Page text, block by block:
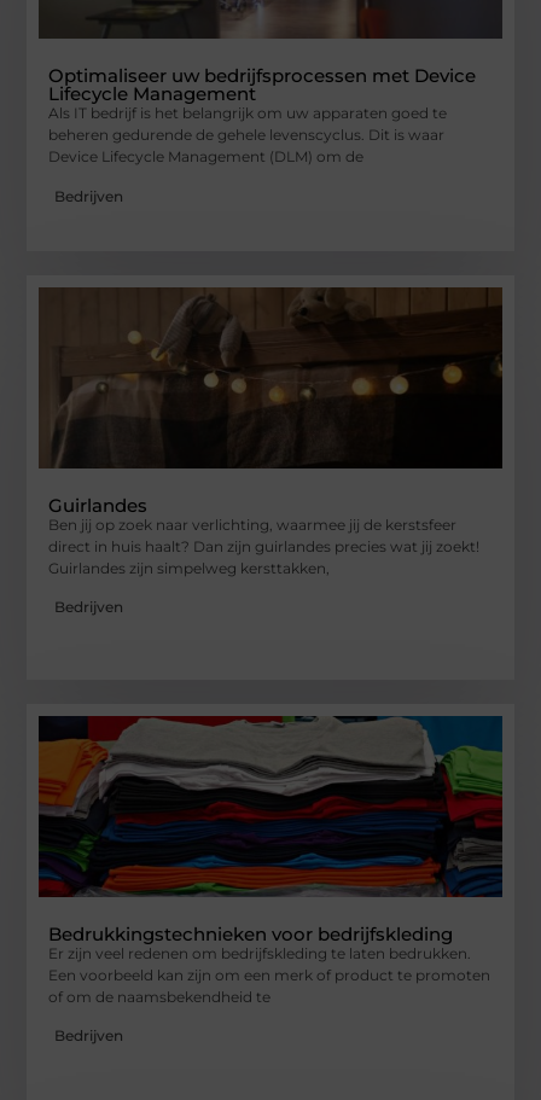
Optimaliseer uw bedrijfsprocessen met Device
Lifecycle Management
Als IT bedrijf is het belangrijk om uw apparaten goed te
beheren gedurende de gehele levenscyclus. Dit is waar
Device Lifecycle Management (DLM) om de
Bedrijven
Guirlandes
Ben jij op zoek naar verlichting, waarmee jij de kerstsfeer
direct in huis haalt? Dan zijn guirlandes precies wat jij zoekt!
Guirlandes zijn simpelweg kersttakken,
Bedrijven
Bedrukkingstechnieken voor bedrijfskleding
Er zijn veel redenen om bedrijfskleding te laten bedrukken.
Een voorbeeld kan zijn om een merk of product te promoten
of om de naamsbekendheid te
Bedrijven